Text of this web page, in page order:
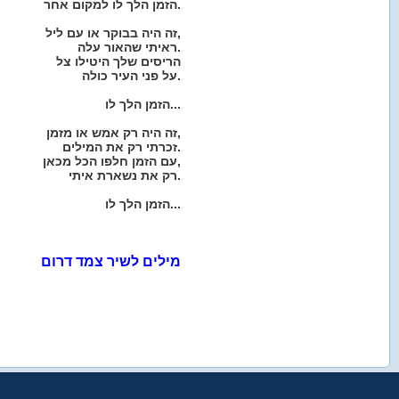
הזמן הלך לו למקום אחר.
זה היה בבוקר או עם ליל,
ראיתי שהאור עלה.
הריסים שלך היטילו צל
על פני העיר כולה.
הזמן הלך לו...
זה היה רק אמש או מזמן,
זכרתי רק את המילים.
עם הזמן חלפו הכל מכאן,
רק את נשארת איתי.
הזמן הלך לו...
מילים לשיר צמד דרום